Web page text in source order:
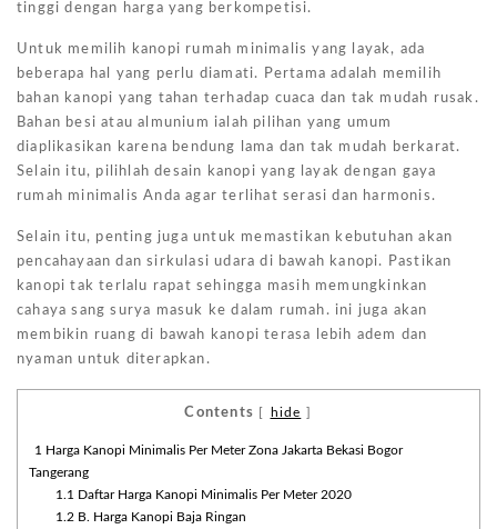
tinggi dengan harga yang berkompetisi.
Untuk memilih kanopi rumah minimalis yang layak, ada
beberapa hal yang perlu diamati. Pertama adalah memilih
bahan kanopi yang tahan terhadap cuaca dan tak mudah rusak.
Bahan besi atau almunium ialah pilihan yang umum
diaplikasikan karena bendung lama dan tak mudah berkarat.
Selain itu, pilihlah desain kanopi yang layak dengan gaya
rumah minimalis Anda agar terlihat serasi dan harmonis.
Selain itu, penting juga untuk memastikan kebutuhan akan
pencahayaan dan sirkulasi udara di bawah kanopi. Pastikan
kanopi tak terlalu rapat sehingga masih memungkinkan
cahaya sang surya masuk ke dalam rumah. ini juga akan
membikin ruang di bawah kanopi terasa lebih adem dan
nyaman untuk diterapkan.
Contents hide
1
Harga Kanopi Minimalis Per Meter Zona Jakarta Bekasi Bogor
Tangerang
1.1
Daftar Harga Kanopi Minimalis Per Meter 2020
1.2 B. Harga Kanopi Baja Ringan